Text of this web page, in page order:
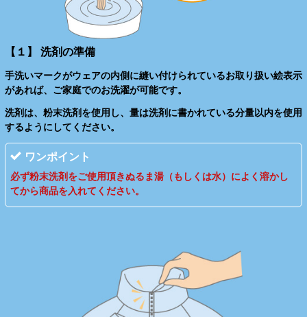
【１】 洗剤の準備
手洗いマークがウェアの内側に縫い付けられているお取り扱い絵表示
があれば、ご家庭でのお洗濯が可能です。
洗剤は、粉末洗剤を使用し、量は洗剤に書かれている分量以内を使用
するようにしてください。
ワンポイント
必ず粉末洗剤をご使用頂きぬるま湯（もしくは水）によく溶かし
てから商品を入れてください。